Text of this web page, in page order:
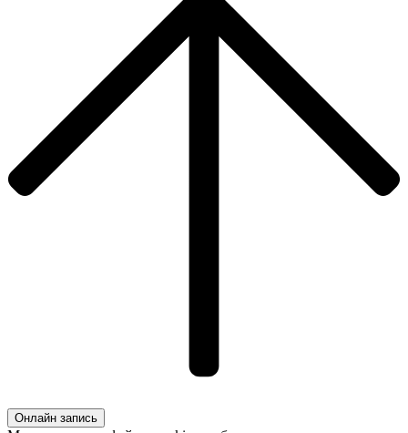
Онлайн запись